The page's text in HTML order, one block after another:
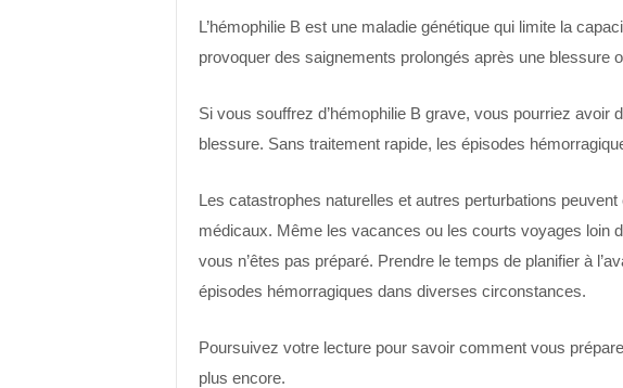
L’hémophilie B est une maladie génétique qui limite la
provoquer des saignements prolongés après une blessure
Si vous souffrez d’hémophilie B grave, vous pourriez avoir
blessure. Sans traitement rapide, les épisodes
Les catastrophes naturelles et autres perturbations
médicaux. Même les vacances ou les courts voyages loin
vous n’êtes pas préparé. Prendre le temps de planifier à
épisodes hémorragiques dans diverses circonstances.
Poursuivez votre lecture pour savoir comment vous
plus encore.